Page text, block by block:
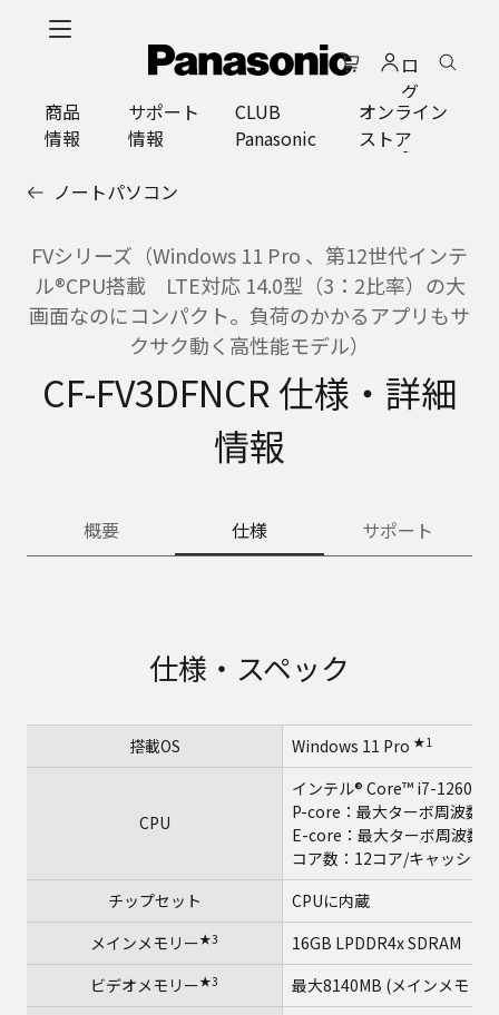
ロ
グ
イ
ン
商品
情報
サポート
情報
CLUB
Panasonic
オンライン
ストア
ノートパソコン
FVシリーズ（Windows 11 Pro 、第12世代インテ
ル®CPU搭載 LTE対応 14.0型（3：2比率）の大
画面なのにコンパクト。負荷のかかるアプリもサ
クサク動く高性能モデル）
CF-FV3DFNCR 仕様・詳細
情報
概要 仕様 サポート
仕様・スペック
搭載OS Windows 11 Pro ★1
CPU
インテル® Core™ i7-1260P
P-core：最大ターボ周波数
E-core：最大ターボ周波数
コア数：12コア/キャッシュ
チップセット
CPUに内蔵
メインメモリー★3
16GB LPDDR4x SDRAM（
ビデオメモリー★3 最大8140MB (メインメモリ